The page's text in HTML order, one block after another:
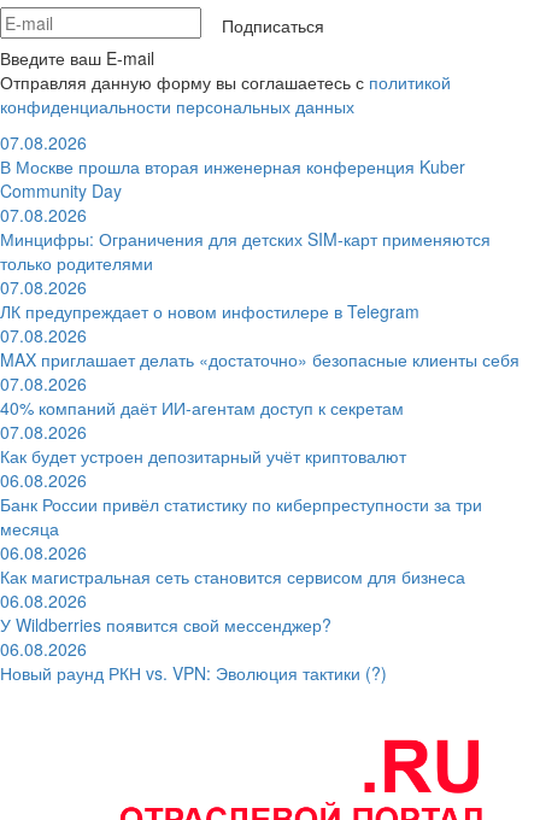
Подписаться
Введите ваш E-mail
Отправляя данную форму вы соглашаетесь с политикой
конфиденциальности персональных данных
07.08.2026
В Москве прошла вторая инженерная конференция Kuber
Community Day
07.08.2026
Минцифры: Ограничения для детских SIM-карт применяются
только родителями
07.08.2026
ЛК предупреждает о новом инфостилере в Telegram
07.08.2026
MAX приглашает делать «достаточно» безопасные клиенты себя
07.08.2026
40% компаний даёт ИИ‑агентам доступ к секретам
07.08.2026
Как будет устроен депозитарный учёт криптовалют
06.08.2026
Банк России привёл статистику по киберпреступности за три
месяца
06.08.2026
Как магистральная сеть становится сервисом для бизнеса
06.08.2026
У Wildberries появится свой мессенджер?
06.08.2026
Новый раунд РКН vs. VPN: Эволюция тактики (?)